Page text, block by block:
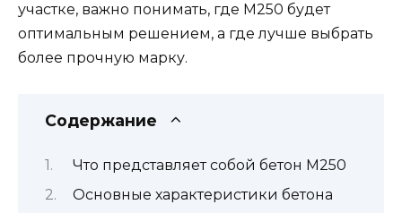
участке, важно понимать, где М250 будет
оптимальным решением, а где лучше выбрать
более прочную марку.
Содержание
Что представляет собой бетон М250
Основные характеристики бетона